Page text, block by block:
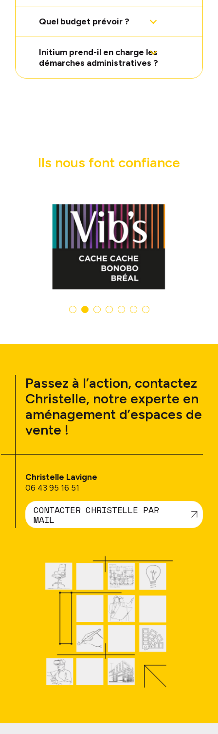
Quel budget prévoir ?
Initium prend-il en charge les
démarches administratives ?
Ils nous font confiance
Passez à l’action, contactez
Christelle, notre experte en
aménagement d’espaces de
vente !
Christelle Lavigne
06 43 95 16 51
CONTACTER CHRISTELLE PAR
MAIL